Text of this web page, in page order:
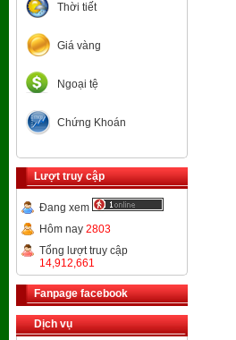
Thời tiết
Giá vàng
Ngoại tệ
Chứng Khoán
Lượt truy cập
Đang xem
Hôm nay 2803
Tổng lượt truy cập
14,912,661
Fanpage facebook
Dịch vụ